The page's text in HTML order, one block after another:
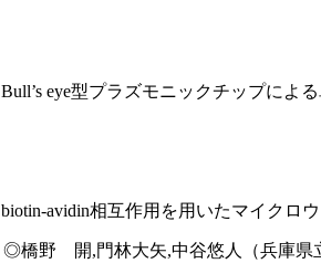
Bull’s eye型プラズモニックチップによ
biotin-avidin相互作用を用いたマイクロ
◎橋野 開,門林大矢,中谷悠人（兵庫県